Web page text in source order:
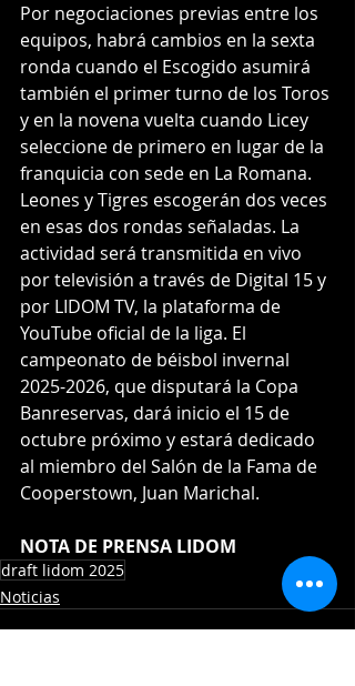
Por negociaciones previas entre los
equipos, habrá cambios en la sexta
ronda cuando el Escogido asumirá
también el primer turno de los Toros
y en la novena vuelta cuando Licey
seleccione de primero en lugar de la
franquicia con sede en La Romana.
Leones y Tigres escogerán dos veces
en esas dos rondas señaladas. La
actividad será transmitida en vivo
por televisión a través de Digital 15 y
por LIDOM TV, la plataforma de
YouTube oficial de la liga. El
campeonato de béisbol invernal
2025-2026, que disputará la Copa
Banreservas, dará inicio el 15 de
octubre próximo y estará dedicado
al miembro del Salón de la Fama de
Cooperstown, Juan Marichal.
NOTA DE PRENSA LIDOM
draft lidom 2025
Noticias